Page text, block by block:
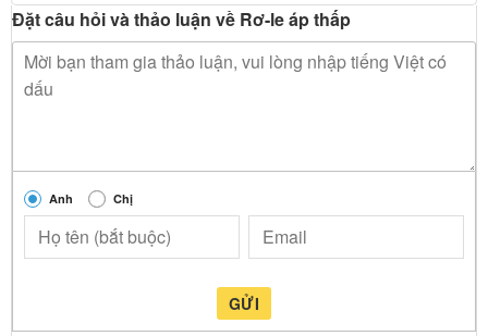
Đặt câu hỏi và thảo luận về Rơ-le áp thấp
Anh Chị
GỬI